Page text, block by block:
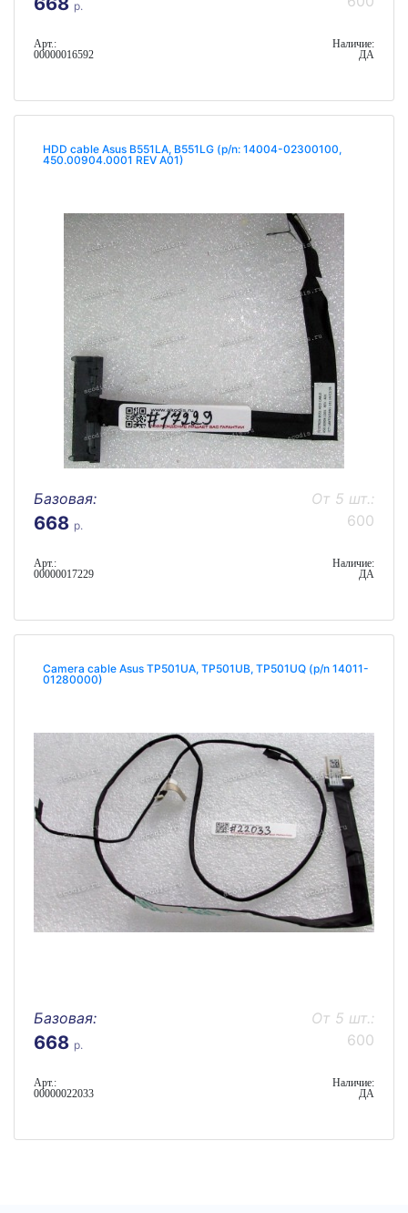
р.
Арт.:
00000016592
Наличие:
ДА
HDD cable Asus B551LA, B551LG (p/n: 14004-02300100,
450.00904.0001 REV A01)
Базовая:
668 р.
От 5 шт.:
600
Арт.:
00000017229
Наличие:
ДА
Camera cable Asus TP501UA, TP501UB, TP501UQ (p/n 14011-
01280000)
Базовая:
668 р.
От 5 шт.:
600
Арт.:
00000022033
Наличие:
ДА